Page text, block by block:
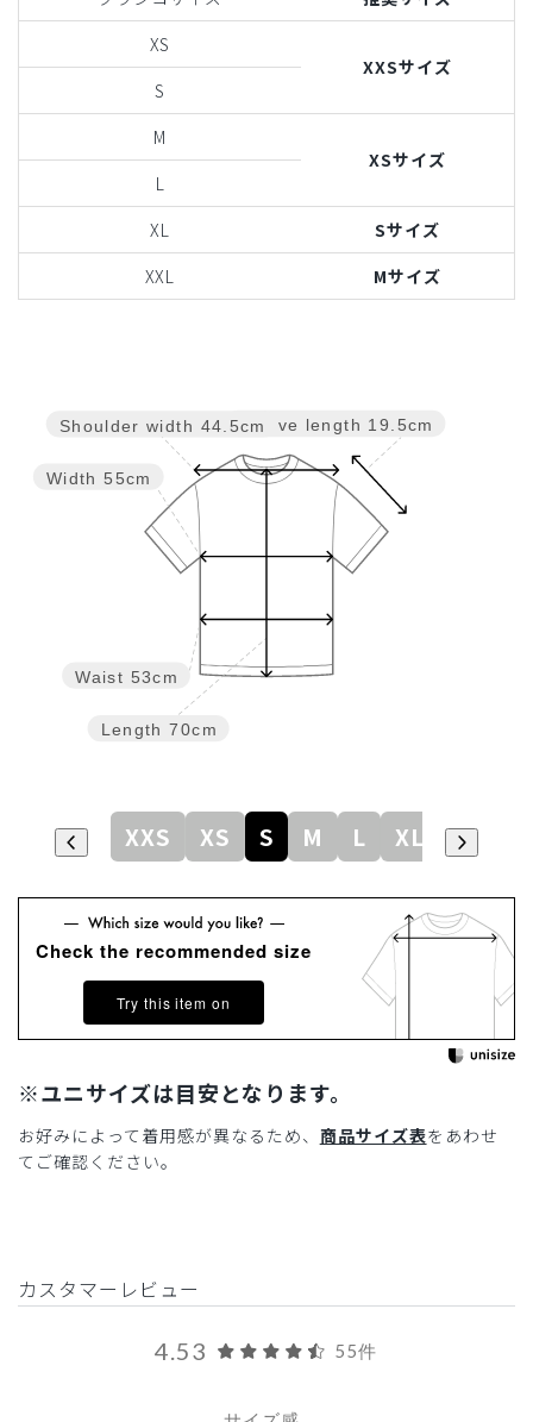
XS
XXSサイズ
S
M
XSサイズ
L
XL
Sサイズ
XXL
Mサイズ
Sleeve length 19.5cm
Length 70cm
Waist 53cm
Width 55cm
Shoulder width 44.5cm
XXS XS S M L XL
Check the recommended size
Try this item on
※ユニサイズは目安となります。
お好みによって着用感が異なるため、 商品サイズ表をあわせ
てご確認ください。
カスタマーレビュー
4.53 55件